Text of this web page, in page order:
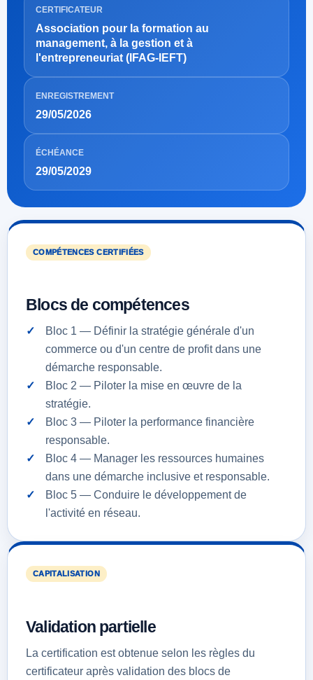
CERTIFICATEUR
Association pour la formation au
management, à la gestion et à
l'entrepreneuriat (IFAG-IEFT)
ENREGISTREMENT
29/05/2026
ÉCHÉANCE
29/05/2029
COMPÉTENCES CERTIFIÉES
Blocs de compétences
Bloc 1 — Définir la stratégie générale d'un
commerce ou d'un centre de profit dans une
démarche responsable.
Bloc 2 — Piloter la mise en œuvre de la
stratégie.
Bloc 3 — Piloter la performance financière
responsable.
Bloc 4 — Manager les ressources humaines
dans une démarche inclusive et responsable.
Bloc 5 — Conduire le développement de
l'activité en réseau.
CAPITALISATION
Validation partielle
La certification est obtenue selon les règles du
certificateur après validation des blocs de